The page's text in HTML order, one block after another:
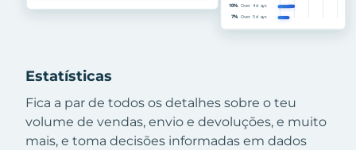
Estatísticas
Fica a par de todos os detalhes sobre o teu
volume de vendas, envio e devoluções, e muito
mais, e toma decisões informadas em dados